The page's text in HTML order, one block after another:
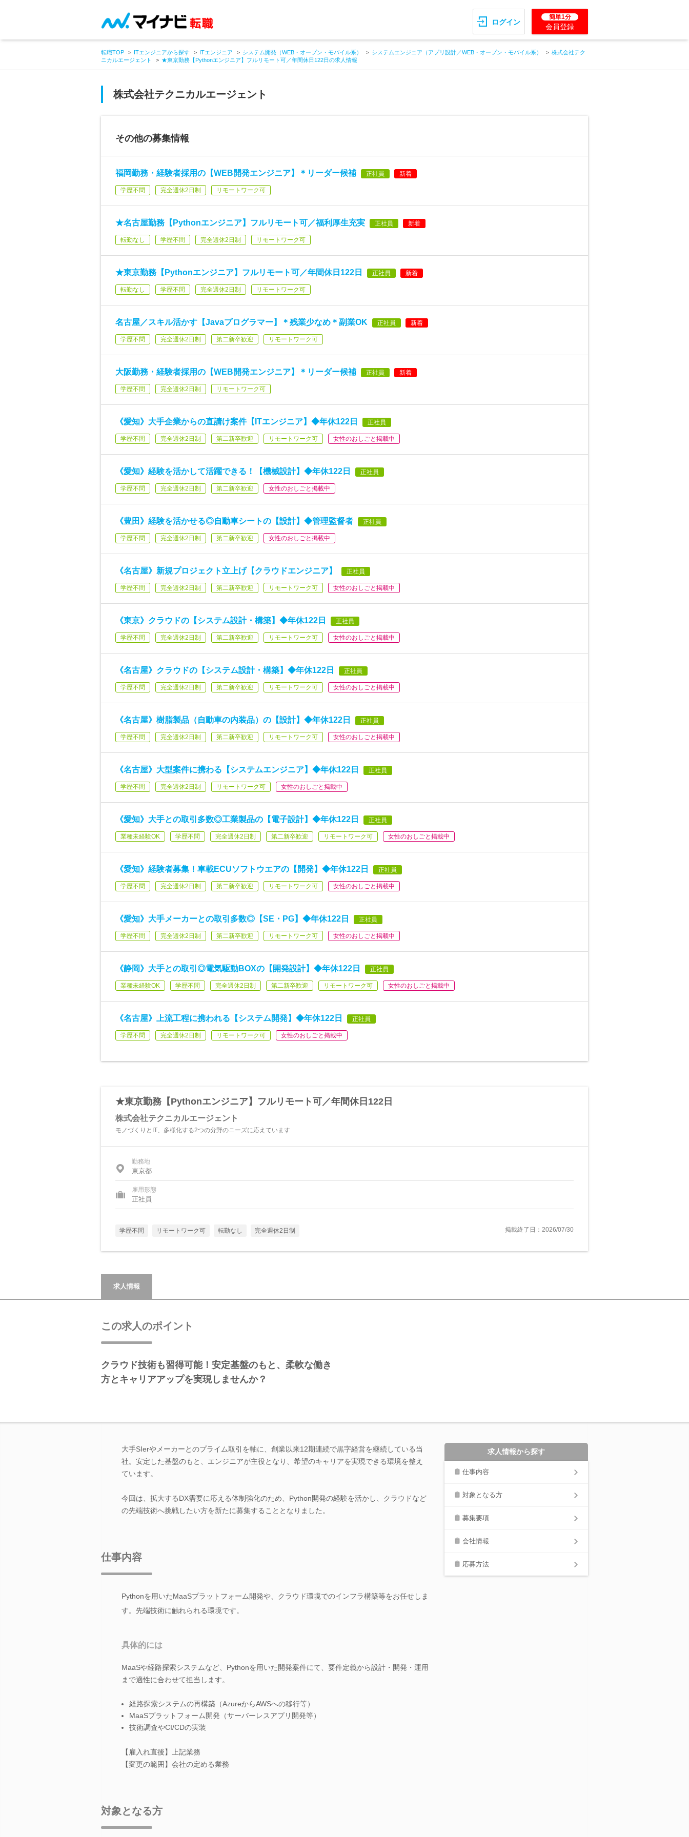
ログイン
簡単1分
会員登録
転職TOP ITエンジニアから探す ITエンジニア システム開発（WEB・オープン・モバイル系） システムエンジニア（アプリ設計／WEB・オープン・モバイル系）
株式会社テク
ニカルエージェント
★東京勤務【Pythonエンジニア】フルリモート可／年間休日122日の求人情報
株式会社テクニカルエージェント
その他の募集情報
福岡勤務・経験者採用の【WEB開発エンジニア】＊リーダー候補 正社員 新着
学歴不問 完全週休2日制 リモートワーク可
★名古屋勤務【Pythonエンジニア】フルリモート可／福利厚生充実 正社員 新着
転勤なし 学歴不問 完全週休2日制 リモートワーク可
★東京勤務【Pythonエンジニア】フルリモート可／年間休日122日 正社員 新着
転勤なし 学歴不問 完全週休2日制 リモートワーク可
名古屋／スキル活かす【Javaプログラマー】＊残業少なめ＊副業OK 正社員 新着
学歴不問 完全週休2日制 第二新卒歓迎 リモートワーク可
大阪勤務・経験者採用の【WEB開発エンジニア】＊リーダー候補 正社員 新着
学歴不問 完全週休2日制 リモートワーク可
《愛知》大手企業からの直請け案件【ITエンジニア】◆年休122日 正社員
学歴不問 完全週休2日制 第二新卒歓迎 リモートワーク可 女性のおしごと掲載中
《愛知》経験を活かして活躍できる！【機械設計】◆年休122日 正社員
学歴不問 完全週休2日制 第二新卒歓迎 女性のおしごと掲載中
《豊田》経験を活かせる◎自動車シートの【設計】◆管理監督者 正社員
学歴不問 完全週休2日制 第二新卒歓迎 女性のおしごと掲載中
《名古屋》新規プロジェクト立上げ【クラウドエンジニア】 正社員
学歴不問 完全週休2日制 第二新卒歓迎 リモートワーク可 女性のおしごと掲載中
《東京》クラウドの【システム設計・構築】◆年休122日 正社員
学歴不問 完全週休2日制 第二新卒歓迎 リモートワーク可 女性のおしごと掲載中
《名古屋》クラウドの【システム設計・構築】◆年休122日 正社員
学歴不問 完全週休2日制 第二新卒歓迎 リモートワーク可 女性のおしごと掲載中
《名古屋》樹脂製品（自動車の内装品）の【設計】◆年休122日 正社員
学歴不問 完全週休2日制 第二新卒歓迎 リモートワーク可 女性のおしごと掲載中
《名古屋》大型案件に携わる【システムエンジニア】◆年休122日 正社員
学歴不問 完全週休2日制 リモートワーク可 女性のおしごと掲載中
《愛知》大手との取引多数◎工業製品の【電子設計】◆年休122日 正社員
業種未経験OK 学歴不問 完全週休2日制 第二新卒歓迎 リモートワーク可 女性のおしごと掲載中
《愛知》経験者募集！車載ECUソフトウエアの【開発】◆年休122日 正社員
学歴不問 完全週休2日制 第二新卒歓迎 リモートワーク可 女性のおしごと掲載中
《愛知》大手メーカーとの取引多数◎【SE・PG】◆年休122日 正社員
学歴不問 完全週休2日制 第二新卒歓迎 リモートワーク可 女性のおしごと掲載中
《静岡》大手との取引◎電気駆動BOXの【開発設計】◆年休122日 正社員
業種未経験OK 学歴不問 完全週休2日制 第二新卒歓迎 リモートワーク可 女性のおしごと掲載中
《名古屋》上流工程に携われる【システム開発】◆年休122日 正社員
学歴不問 完全週休2日制 リモートワーク可 女性のおしごと掲載中
★東京勤務【Pythonエンジニア】フルリモート可／年間休日122日
株式会社テクニカルエージェント
モノづくりとIT、多様化する2つの分野のニーズに応えています
勤務地
東京都
雇用形態
正社員
学歴不問 リモートワーク可 転勤なし 完全週休2日制 掲載終了日：2026/07/30
求人情報
この求人のポイント
クラウド技術も習得可能！安定基盤のもと、柔軟な働き
方とキャリアアップを実現しませんか？
大手SIerやメーカーとのプライム取引を軸に、創業以来12期連続で黒字経営を継続している当
社。安定した基盤のもと、エンジニアが主役となり、希望のキャリアを実現できる環境を整え
ています。
今回は、拡大するDX需要に応える体制強化のため、Python開発の経験を活かし、クラウドなど
の先端技術へ挑戦したい方を新たに募集することとなりました。
仕事内容
Pythonを用いたMaaSプラットフォーム開発や、クラウド環境でのインフラ構築等をお任せしま
す。先端技術に触れられる環境です。
具体的には
MaaSや経路探索システムなど、Pythonを用いた開発案件にて、要件定義から設計・開発・運用
まで適性に合わせて担当します。
経路探索システムの再構築（AzureからAWSへの移行等）
MaaSプラットフォーム開発（サーバーレスアプリ開発等）
技術調査やCI/CDの実装
【雇入れ直後】上記業務
【変更の範囲】会社の定める業務
対象となる方
求人情報から探す
仕事内容
対象となる方
募集要項
会社情報
応募方法